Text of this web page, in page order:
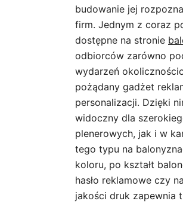
budowanie jej
firm. Jednym z coraz
dostępne na stronie
odbiorców zarówno
wydarzeń
pożądany gadżet
personalizacji. Dzięki
widoczny dla
plenerowych, jak i w
tego typu na
koloru, po kształt
hasło reklamowe czy
jakości druk zapewnia